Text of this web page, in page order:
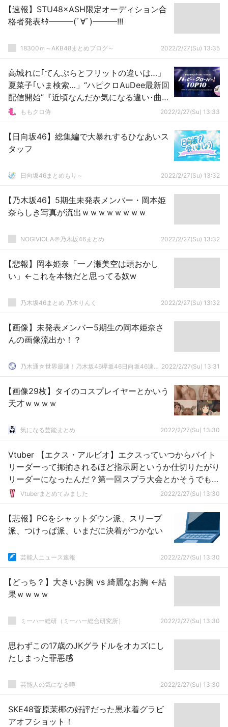
【速報】STU48×ASH限定オーディション合
格者発表ｷﾀ━━━(ﾟ∀ﾟ)━━━!!!
18300ｍ～AKB48まとめブログ～ 2022/2/27(Su) 13:35
高城れに｢てんぷらとフリットの違いは…」
夏菜子｢いま検索…」“ハピクロAuDee最新回
配信開始”『近頃なんだか気になる違い･曲
TOP1』は…!?
ももクロ侍 2022/2/27(Su) 13:33
【日向坂46】総集編で大暴れするひなあいス
タッフ
日向坂46まとめもり～ 2022/2/27(Su) 13:32
【乃木坂46】5期生未発表メンバー・岡本姫
奈らしき写真が流出ｗｗｗｗｗｗｗｗ
NOGIVIOLA＠乃木坂46まとめ 2022/2/27(Su) 13:32
【悲報】岡本姫奈「一ノ瀬美空は頭おかし
い」←これを本物だと思ってる奴w
乃木坂46まとめ 乃木りんく 2022/2/27(Su) 13:32
【画像】未発表メンバー5期生の岡本姫奈さ
んの画像流出か！？
乃木通☆世界最速！乃木坂46欅坂46日向坂46速報まとめ 2022/2/27(Su) 13:31
【画像29枚】タイのコスプレイヤーとかいう
天才ｗｗｗｗ
気になる芸能まとめ 2022/2/27(Su) 13:30
Vtuber 【エクス・アルビオ】エクスっていつからバイト
リーダーって揶揄されるほど指示厨というか仕切りたがり
リーダーになったんだ？第一回スプラ大会とかそうでもな
くなかった？大会中毒で自意識が肥大化したのか知らんけ
Vtuberまとめてみました 2022/2/27(Su) 13:30
【悲報】PCをシャットダウン派、スリープ
派、つけっぱ派、いまだに決着がつかない
芸能人ニュース速報 2022/2/27(Su) 13:30
【どっち？】大きいお胸 vs 綺麗なお胸 ←結
果ｗｗｗｗ
ミーハー総研（ミーハー総合研究所） 2022/2/27(Su) 13:30
思わずこの17歳のJKグラドルをオカズにし
たしまった罪悪感
芸能人の気になる噂 2022/2/27(Su) 13:30
SKE48菅原茉椰の好評だった黒水着グラビ
アオフショット！